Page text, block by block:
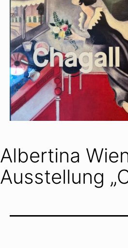
Albertina
Ausstellung